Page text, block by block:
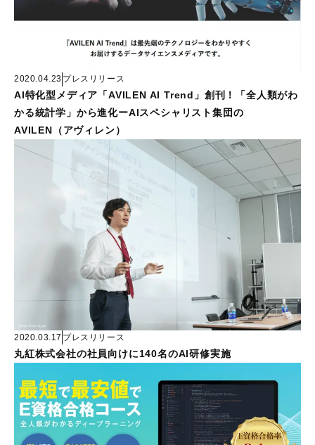
2020.04.23 プレスリリース
AI特化型メディア「AVILEN AI Trend」創刊！「全人類がわ
かる統計学」から進化ーAIスペシャリスト集団の
AVILEN（アヴィレン）
2020.03.17 プレスリリース
丸紅株式会社の社員向けに140名のAI研修実施